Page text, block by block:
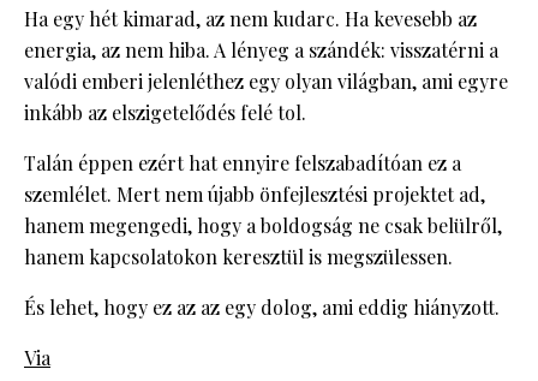
Ha egy hét kimarad, az nem kudarc. Ha kevesebb az
energia, az nem hiba. A lényeg a szándék: visszatérni a
valódi emberi jelenléthez egy olyan világban, ami egyre
inkább az elszigetelődés felé tol.
Talán éppen ezért hat ennyire felszabadítóan ez a
szemlélet. Mert nem újabb önfejlesztési projektet ad,
hanem megengedi, hogy a boldogság ne csak belülről,
hanem kapcsolatokon keresztül is megszülessen.
És lehet, hogy ez az az egy dolog, ami eddig hiányzott.
Via